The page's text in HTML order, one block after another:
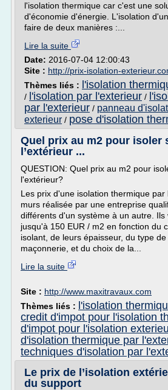
l'isolation thermique car c'est une
d'économie d'énergie. L'isolation
faire de deux manières :...
Lire la suite
Date: 2016-07-04 12:00:43
Site : http://prix-isolation-
Thèmes liés :
l'isolation
/ l'isolation par l'exterieur /
par l'exterieur / panneau
exterieur / pose d'isolation
Quel prix au m2 pour isoler
l’extérieur ...
QUESTION: Quel prix au m2 pour
l'extérieur?
Les prix d'une isolation thermique
murs réalisée par une entreprise
différents d'un système à un autre. Ils
jusqu'à 150 EUR / m2 en fonction du
isolant, de leurs épaisseur, du type
maçonnerie, et du choix de la...
Lire la suite
Site : http://www.maxitravaux.com
Thèmes liés :
l'isolation
credit d'impot pour l'isolation
d'impot pour l'isolation
d'isolation thermique par
techniques d'isolation par
Le prix de l’isolation
du support